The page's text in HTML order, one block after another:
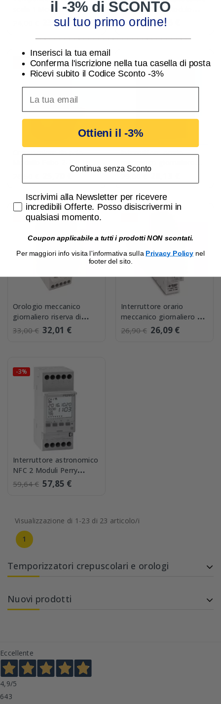
scala 1 Modulo 3
Funzioni 16A Finder
23,28 €
0-1000 Lux 1 Modulo
Perry 1IC7053N
39,44 € 38,26 €
-3%
Crepuscolare da palo
-3%
Interruttore orario
72x72 riserva di carica
Perry 1IO0018
-3%
Orologio meccanico
giornaliero riserva di
carica 2 Moduli Perry
1IO0022
33,00 € 32,01 €
Interruttore orario
meccanico giornaliero 1
Modulo Perry 1IO0171
26,90 € 26,09 €
-3%
Interruttore astronomico
NFC 2 Moduli Perry
1IO4091NFC
59,64 € 57,85 €
Visualizzazione di 1-23 di 23 articolo/i
1
Temporizzatori crepuscolari e orologi
Nuovi prodotti
Eccellente
4,9/5
643
il -3% di SCONTO
sul tuo primo ordine!
Inserisci la tua email
Conferma l'iscrizione nella tua casella di posta
Ricevi subito il Codice Sconto -3%
Ottieni il -3%
Continua senza Sconto
Accetta di ricevere email promozionali
Iscrivimi alla Newsletter per ricevere
incredibili Offerte. Posso disiscrivermi in
qualsiasi momento.
Coupon applicabile a tutti i prodotti NON scontati.
Per maggiori info visita l'informativa sulla Privacy Policy nel
footer del sito.